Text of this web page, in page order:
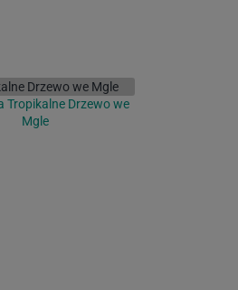
Tropikalne Drzewo we
Mgle